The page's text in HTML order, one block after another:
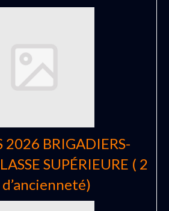
2026 BRIGADIERS-
SUPÉRIEURE ( 2
d’ancienneté)